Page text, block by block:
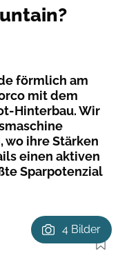
förmlich am
mit dem
Hinterbau. Wir
ihre Stärken
einen aktiven
Sparpotenzial
Stefan Eigner - eignerframes
4 Bilder